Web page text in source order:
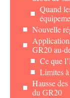
Quand
Nouvelle
GR20 au-
Ce que
Limites
Hausse
du GR20